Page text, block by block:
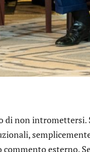
di non intromettersi.
esterno.